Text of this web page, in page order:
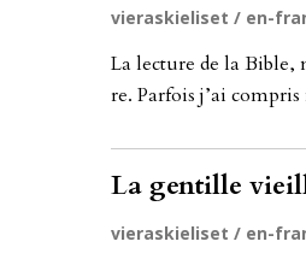
vieraskieliset / en-
La lec­tu­re de la Bib­le,
re. Par­fois j’ai
La gentille
vieraskieliset / en-